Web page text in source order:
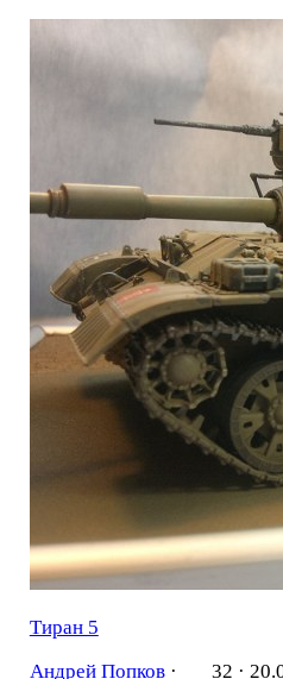
Тиран 5
Андрей Попков· 32 ·